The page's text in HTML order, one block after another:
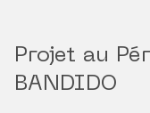
Projet au
BANDIDO